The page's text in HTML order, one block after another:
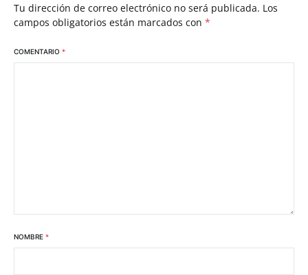
Tu dirección de correo electrónico no será publicada. Los
campos obligatorios están marcados con *
COMENTARIO *
NOMBRE *